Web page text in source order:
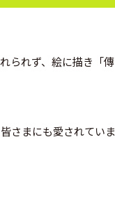
られず、絵に描き「傳
さまにも愛されていま